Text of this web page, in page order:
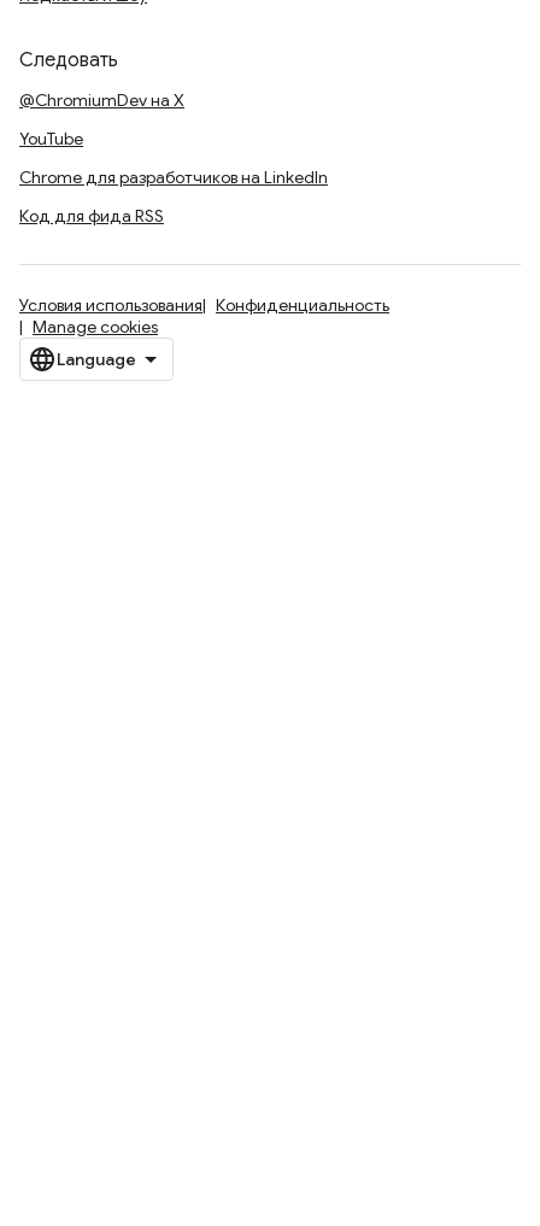
Следовать
@ChromiumDev на X
YouTube
Chrome для разработчиков на LinkedIn
Код для фида RSS
Условия использования
Конфиденциальность
Manage cookies